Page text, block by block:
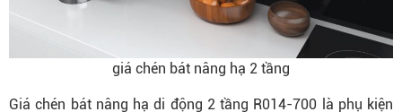
giá chén bát nâng hạ 2 tầng
Giá chén bát nâng hạ di động 2 tầng R014-700 là phụ kiện